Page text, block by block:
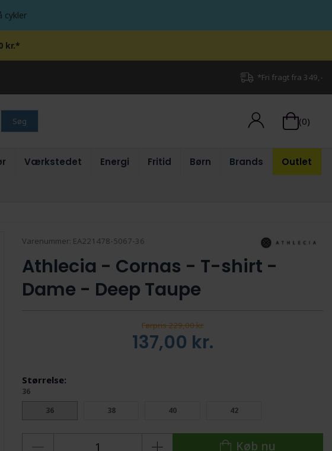
cykler
kr.*
*Fri fragt fra 349,-
Søg (0)
Værkstedet Energi Fritid Børn Brands Outlet
Varenummer: EA221478-5067-36
Athlecia - Cornas - T-shirt -
Dame - Deep Taupe
Førpris 229,00 kr.
137,00 kr.
Størrelse:
36
36
38 40 42
Køb nu